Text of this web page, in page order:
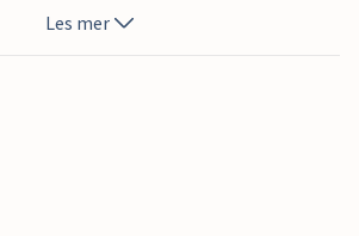
Les mer